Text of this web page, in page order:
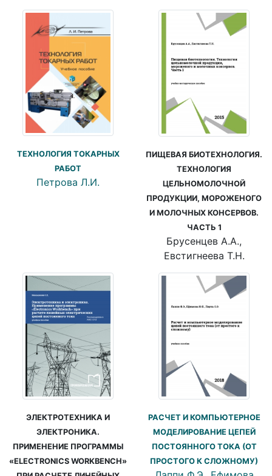
ТЕХНОЛОГИЯ ТОКАРНЫХ
РАБОТ
Петрова Л.И.
ПИЩЕВАЯ БИОТЕХНОЛОГИЯ.
ТЕХНОЛОГИЯ
ЦЕЛЬНОМОЛОЧНОЙ
ПРОДУКЦИИ, МОРОЖЕНОГО
И МОЛОЧНЫХ КОНСЕРВОВ.
ЧАСТЬ 1
Брусенцев А.А.,
Евстигнеева Т.Н.
ЭЛЕКТРОТЕХНИКА И
ЭЛЕКТРОНИКА.
ПРИМЕНЕНИЕ ПРОГРАММЫ
«ELECTRONICS WORKBENCH»
РАСЧЕТ И КОМПЬЮТЕРНОЕ
МОДЕЛИРОВАНИЕ ЦЕПЕЙ
ПОСТОЯННОГО ТОКА (ОТ
ПРОСТОГО К СЛОЖНОМУ)